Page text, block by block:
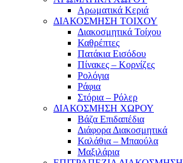
Αρωματικά Κεριά
ΔΙΑΚΟΣΜΗΣΗ ΤΟΙΧΟΥ
Διακοσμητικά Τοίχου
Καθρέπτες
Πατάκια Εισόδου
Πίνακες – Κορνίζες
Ρολόγια
Ράφια
Στόρια – Ρόλερ
ΔΙΑΚΟΣΜΗΣΗ ΧΩΡΟΥ
Βάζα Επιδαπέδια
Διάφορα Διακοσμητικά
Καλάθια – Μπαούλα
Μαξιλάρια